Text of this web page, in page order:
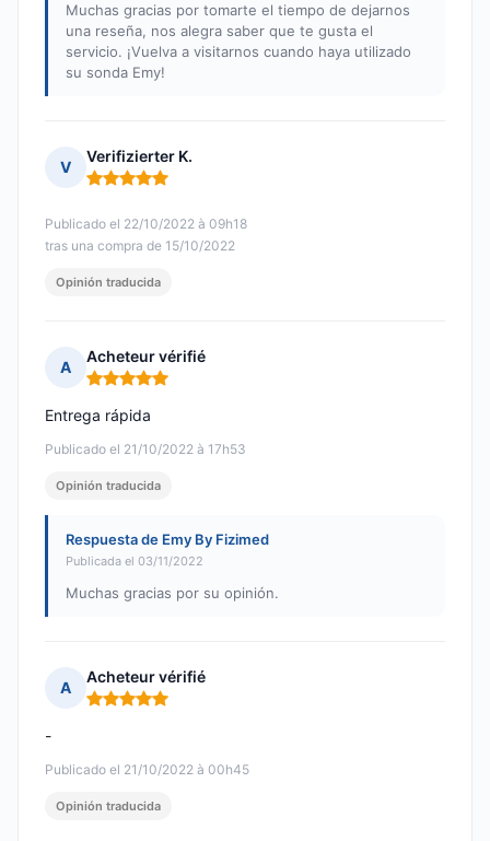
Muchas gracias por tomarte el tiempo de dejarnos
una reseña, nos alegra saber que te gusta el
servicio. ¡Vuelva a visitarnos cuando haya utilizado
su sonda Emy!
V
Verifizierter K.
Nota: 5 de 5
Publicado el 22/10/2022 à 09h18
tras una compra de 15/10/2022
Opinión traducida
A
Acheteur vérifié
Nota: 5 de 5
Publicado el 21/10/2022 à 17h53
Entrega rápida
Opinión traducida
Respuesta de Emy By Fizimed
Publicada el 03/11/2022
Muchas gracias por su opinión.
A
Acheteur vérifié
Nota: 5 de 5
Publicado el 21/10/2022 à 00h45
-
Opinión traducida